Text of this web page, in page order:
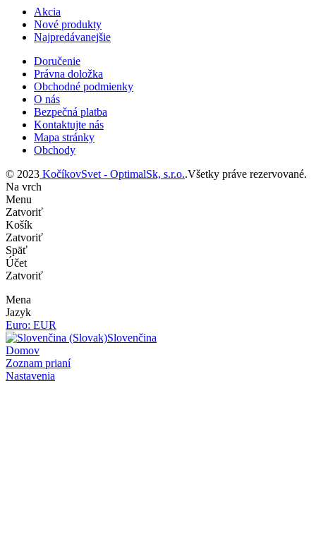
Akcia
Nové produkty
Najpredávanejšie
Doručenie
Právna doložka
Obchodné podmienky
O nás
Bezpečná platba
Kontaktujte nás
Mapa stránky
Obchody
© 2023 KočíkovSvet - OptimalSk, s.r.o..Všetky práve rezervované.
Na vrch
Menu
Zatvoriť
Košík
Zatvoriť
Späť
Účet
Zatvoriť
Mena
Jazyk
Euro: EUR
Slovenčina
Domov
Zoznam prianí
Nastavenia